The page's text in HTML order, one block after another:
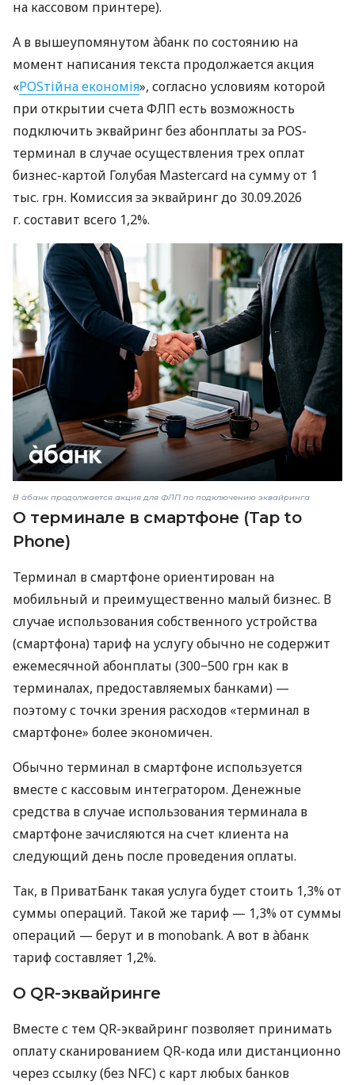
на кассовом принтере).
А в вышеупомянутом àбанк по состоянию на
момент написания текста продолжается акция
«POSтійна економія», согласно условиям которой
при открытии счета ФЛП есть возможность
подключить эквайринг без абонплаты за POS-
терминал в случае осуществления трех оплат
бизнес-картой Голубая Mastercard на сумму от 1
тыс. грн. Комиссия за эквайринг до 30.09.2026
г. составит всего 1,2%.
В àбанк продолжается акция для ФЛП по подключению эквайринга
О терминале в смартфоне (Tap to
Phone)
Терминал в смартфоне ориентирован на
мобильный и преимущественно малый бизнес. В
случае использования собственного устройства
(смартфона) тариф на услугу обычно не содержит
ежемесячной абонплаты (300−500 грн как в
терминалах, предоставляемых банками) —
поэтому с точки зрения расходов «терминал в
смартфоне» более экономичен.
Обычно терминал в смартфоне используется
вместе с кассовым интегратором. Денежные
средства в случае использования терминала в
смартфоне зачисляются на счет клиента на
следующий день после проведения оплаты.
Так, в ПриватБанк такая услуга будет стоить 1,3% от
суммы операций. Такой же тариф — 1,3% от суммы
операций — берут и в monobank. А вот в àбанк
тариф составляет 1,2%.
О QR-эквайринге
Вместе с тем QR-эквайринг позволяет принимать
оплату сканированием QR-кода или дистанционно
через ссылку (без NFC) с карт любых банков